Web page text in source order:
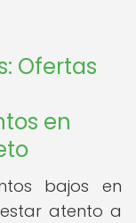
Ofertas
en
bajos en
atento a